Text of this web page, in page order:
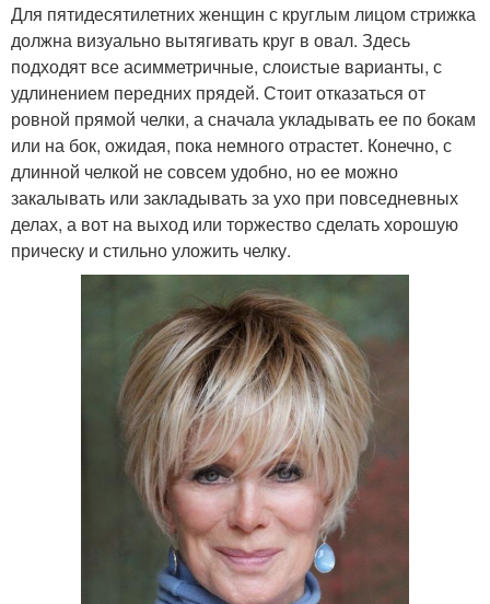
Для пятидесятилетних женщин с круглым лицом стрижка
должна визуально вытягивать круг в овал. Здесь
подходят все асимметричные, слоистые варианты, с
удлинением передних прядей. Стоит отказаться от
ровной прямой челки, а сначала укладывать ее по бокам
или на бок, ожидая, пока немного отрастет. Конечно, с
длинной челкой не совсем удобно, но ее можно
закалывать или закладывать за ухо при повседневных
делах, а вот на выход или торжество сделать хорошую
прическу и стильно уложить челку.